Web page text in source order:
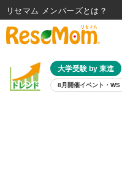
大学受験 by 東進
8月開催イベント・WS
リセマム メンバーズ